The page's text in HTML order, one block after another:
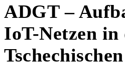
ADGT –
IoT-Netzen in